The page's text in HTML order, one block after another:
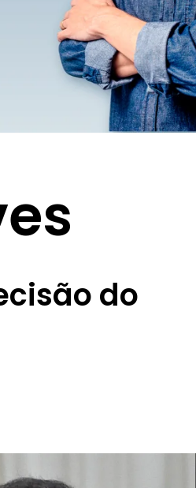
do